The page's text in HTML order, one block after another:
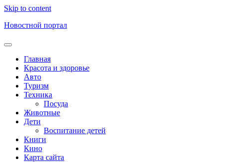
Skip to content
Новостной портал
Главная
Красота и здоровье
Авто
Туризм
Техника
Посуда
Животные
Дети
Воспитание детей
Книги
Кино
Карта сайта